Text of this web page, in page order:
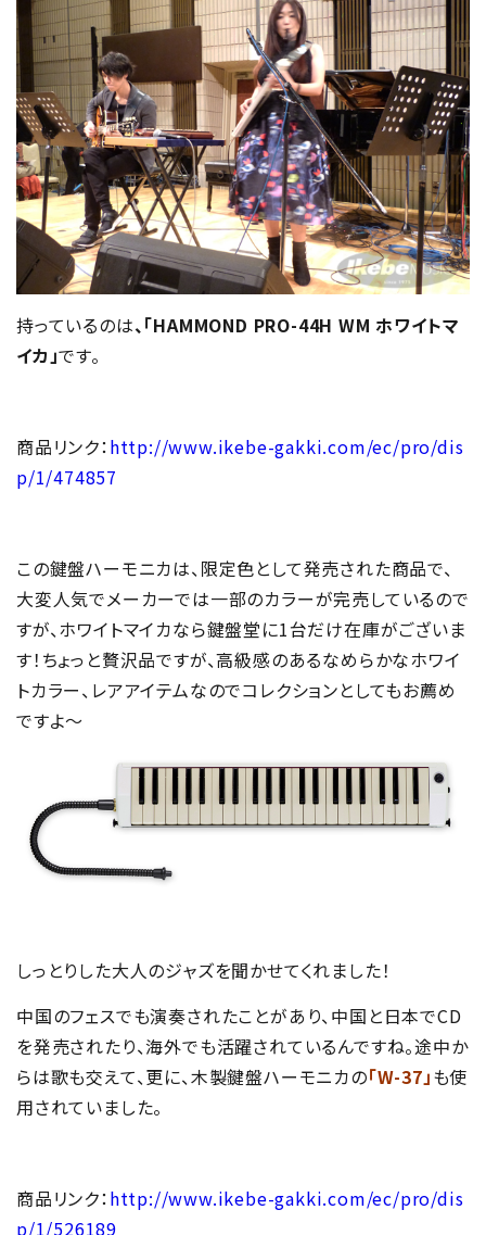
持っているのは、「HAMMOND PRO-44H WM ホワイトマ
イカ」です。
商品リンク：http://www.ikebe-gakki.com/ec/pro/dis
p/1/474857
この鍵盤ハーモニカは、限定色として発売された商品で、
大変人気でメーカーでは一部のカラーが完売しているので
すが、ホワイトマイカなら鍵盤堂に1台だけ在庫がございま
す！ちょっと贅沢品ですが、高級感のあるなめらかなホワイ
トカラー、レアアイテムなのでコレクションとしてもお薦め
ですよ～
しっとりした大人のジャズを聞かせてくれました！
中国のフェスでも演奏されたことがあり、中国と日本でCD
を発売されたり、海外でも活躍されているんですね。途中か
らは歌も交えて、更に、木製鍵盤ハーモニカの「W-37」も使
用されていました。
商品リンク：http://www.ikebe-gakki.com/ec/pro/dis
p/1/526189